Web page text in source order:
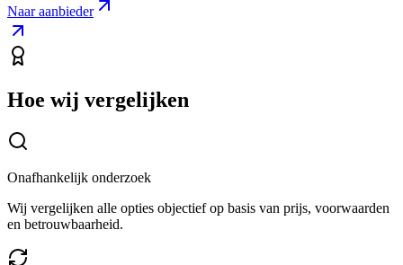
Naar aanbieder
Hoe wij vergelijken
Onafhankelijk onderzoek
Wij vergelijken alle opties objectief op basis van prijs, voorwaarden
en betrouwbaarheid.